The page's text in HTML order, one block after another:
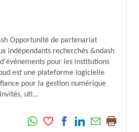
Opportunité de partenariat
indépendants recherchés &ndash
pour les institutions
est une plateforme logicielle
pour la gestion numérique
uti...